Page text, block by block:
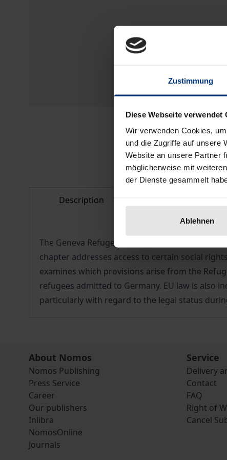
Zustimmung
Diese Webseite verwendet
Wir verwenden Cookies,
und die Zugriffe auf unsere
Website an unsere Partner
möglicherweise mit
der Dienste gesammelt
Ablehnen
Description
The Geneva Refugee Convention (GRC), as
chapter addresses access to certain social
examines which provisions arise from the
refugees admitted to Germany. EU law is also
particularly with regard to the legal status
About Nomos
Nomos Publishing
Press Service
Career
Our publishers
Inlibra
NomosOnline
Journals
Service
Delivery
Contact
FAQ
Right of
Cancel